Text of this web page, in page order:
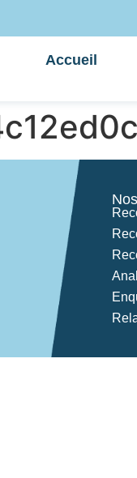
Accueil